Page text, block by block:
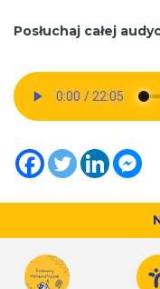
Posłuchaj całej